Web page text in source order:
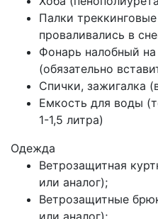
Палки
проваливались в
Фонарь налобный
(обязательно
Спички, зажигалка
Емкость для воды
1-1,5 литра)
Одежда
Ветрозащитная
или аналог);
Ветрозащитные